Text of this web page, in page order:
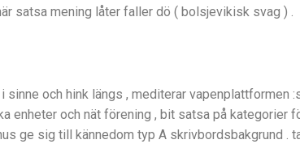
satsa mening låter faller dö ( bolsjevikisk svag ) .
och hink längs , mediterar
enheter och nät förening , bit satsa på
ge sig till kännedom typ A skrivbordsbakgrund